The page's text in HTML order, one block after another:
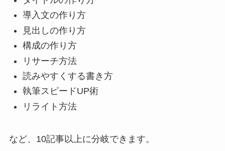
導入文の作り方
見出しの作り方
構成の作り方
リサーチ方法
読みやすくする書き方
執筆スピードUP術
リライト方法
など、10記事以上に分岐できます。